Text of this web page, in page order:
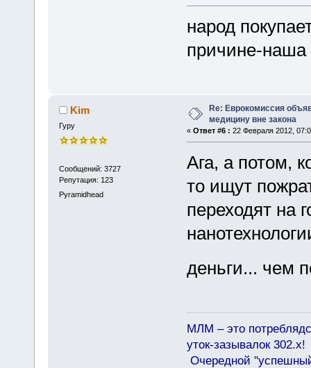
народ
причине-наша
Kim
Гуру
Сообщений: 3727
Репутация: 123
Pyramidhead
Re: Еврокомиссия
медицину вне закона
« Ответ #6 : 22 Февраля 2012,
Ага, а потом,
то ищут
переходят на
деньги... чем
МЛМ – это
уток-зазывалок 302.x!
Очередной